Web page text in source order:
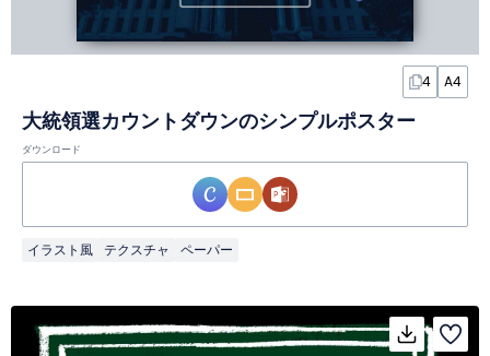
4 A4
大統領選カウントダウンのシンプルポスター
ダウンロード
イラスト風 テクスチャ ペーパー